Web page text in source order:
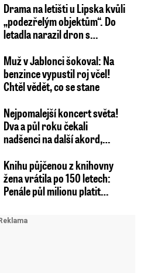
Drama na letišti u Lipska kvůli
„podezřelým objektům“. Do
letadla narazil dron s…
Muž v Jablonci šokoval: Na
benzince vypustil roj včel!
Chtěl vědět, co se stane
Nejpomalejší koncert světa!
Dva a půl roku čekali
nadšenci na další akord,…
Knihu půjčenou z knihovny
žena vrátila po 150 letech:
Penále půl milionu platit…